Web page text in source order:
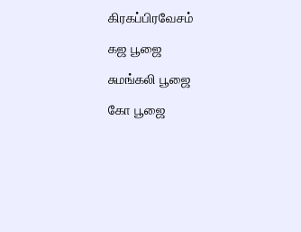
கிரகப்பிரவேசம்
கஜ பூஜை
சுமங்கலி பூஜை
கோ பூஜை